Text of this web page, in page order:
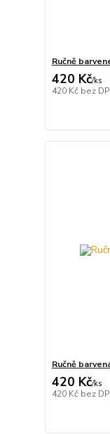
Ručně
420 Kč/ks
420 Kč bez
Ručně
420 Kč/ks
420 Kč bez